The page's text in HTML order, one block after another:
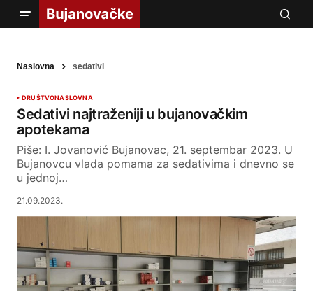
Naslovna sedativi
DRUŠTVONASLOVNA
Sedativi najtraženiji u bujanovačkim
apotekama
Piše: I. Jovanović Bujanovac, 21. septembar 2023. U
Bujanovcu vlada pomama za sedativima i dnevno se
u jednoj…
21.09.2023.